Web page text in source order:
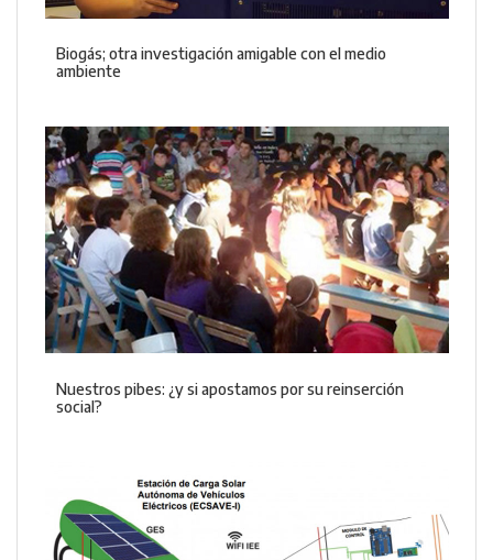
Biogás; otra investigación amigable con el medio
ambiente
Nuestros pibes: ¿y si apostamos por su reinserción
social?